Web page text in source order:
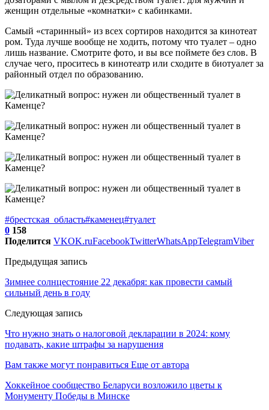
женщин отдельные «комнатки» с кабинками.
Самый «старинный» из всех сортиров находится за кинотеат
ром. Туда лучше вообще не ходить, потому что туалет – одно
лишь название. Смотрите фото, и вы все поймете без слов. В
случае чего, проситесь в кинотеатр или сходите в биотуалет за
районный отдел по образованию.
#брестская_область#каменец#туалет
0 158
Поделится VKOK.ruFacebookTwitterWhatsAppTelegramViber
Предыдущая запись
Зимнее солнцестояние 22 декабря: как провести самый
сильный день в году
Следующая запись
Что нужно знать о налоговой декларации в 2024: кому
подавать, какие штрафы за нарушения
Вам также могут понравиться Еще от автора
Хоккейное сообщество Беларуси возложило цветы к
Монументу Победы в Минске